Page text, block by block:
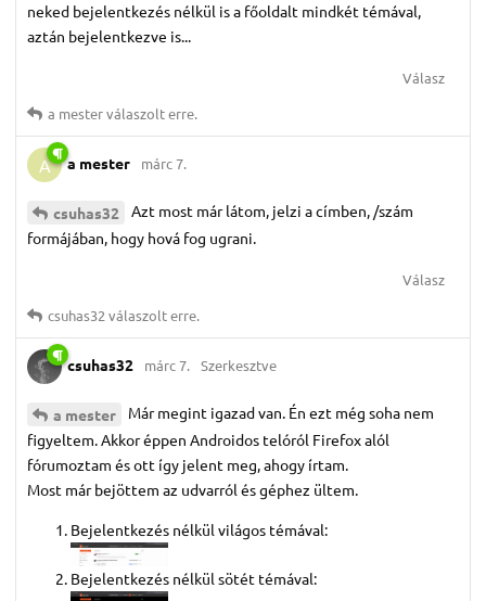
neked bejelentkezés nélkül is a főoldalt mindkét témával,
aztán bejelentkezve is...
Válasz
a mesterválaszolt erre.
A a mester márc 7.
csuhas32
Azt most már látom, jelzi a címben, /szám
formájában, hogy hová fog ugrani.
Válasz
csuhas32 válaszolt erre.
csuhas32 márc 7. Szerkesztve
a mester
Már megint igazad van. Én ezt még soha nem
figyeltem. Akkor éppen Androidos telóról Firefox alól
fórumoztam és ott így jelent meg, ahogy írtam.
Most már bejöttem az udvarról és géphez ültem.
Bejelentkezés nélkül világos témával:
Bejelentkezés nélkül sötét témával: